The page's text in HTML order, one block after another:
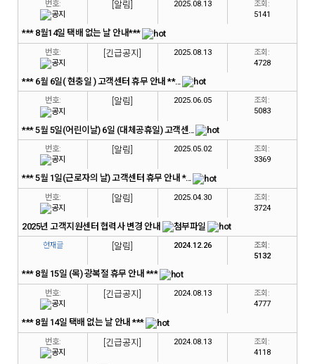
번호: [알림] 2025.08.13
조회:
5141
번호: [긴급공지]
*** 8월14일 택배 없는 날 안내***
2025.08.13
조회:
4728
번호: [알림]
*** 6월 6일( 현충일 ) 고객센터 휴무 안내 **...
2025.06.05
조회:
5083
번호: [알림]
*** 5월 5일(어린이날) 6일 (대체공휴일) 고객센...
2025.05.02
조회:
3369
번호: [알림]
*** 5월 1일(근로자의 날) 고객센터 휴무 안내 *...
2025.04.30
조회:
3724
현재글 [알림]
2025년 고객지원센터 협력사 변경 안내
2024.12.26
조회:
5132
번호: [긴급공지]
*** 8월 15일 (목) 광복절 휴무 안내 ***
2024.08.13
조회:
4777
번호: [긴급공지]
*** 8월 14일 택배 없는 날 안내 ***
2024.08.13
조회:
4118